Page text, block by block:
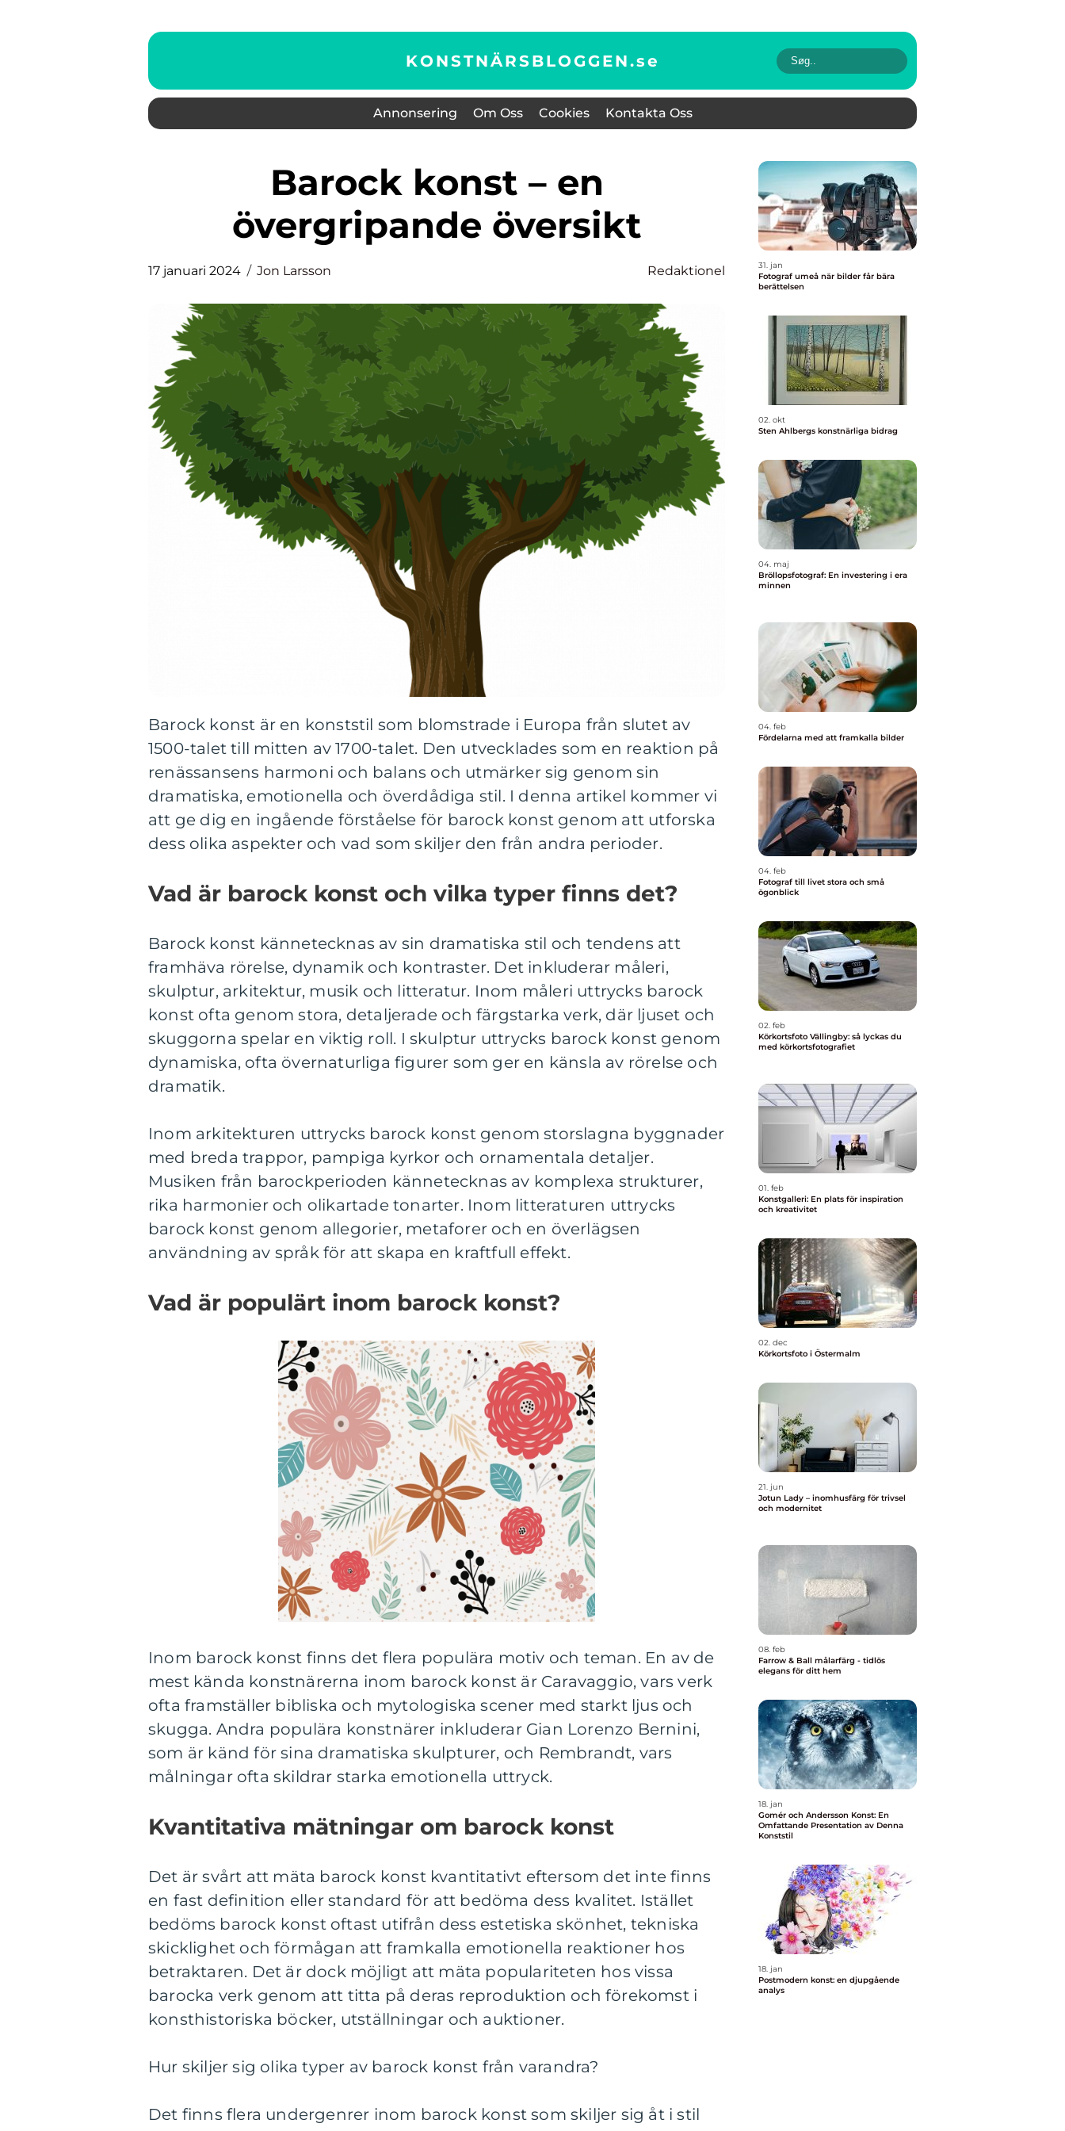
KONSTNÄRSBLOGGEN.se
Annonsering Om Oss Cookies Kontakta Oss
Barock konst – en
övergripande översikt
17 januari 2024 Jon Larsson Redaktionel
Barock konst är en konststil som blomstrade i Europa från slutet av
1500-talet till mitten av 1700-talet. Den utvecklades som en reaktion på
renässansens harmoni och balans och utmärker sig genom sin
dramatiska, emotionella och överdådiga stil. I denna artikel kommer vi
att ge dig en ingående förståelse för barock konst genom att utforska
dess olika aspekter och vad som skiljer den från andra perioder.
Vad är barock konst och vilka typer finns det?
Barock konst kännetecknas av sin dramatiska stil och tendens att
framhäva rörelse, dynamik och kontraster. Det inkluderar måleri,
skulptur, arkitektur, musik och litteratur. Inom måleri uttrycks barock
konst ofta genom stora, detaljerade och färgstarka verk, där ljuset och
skuggorna spelar en viktig roll. I skulptur uttrycks barock konst genom
dynamiska, ofta övernaturliga figurer som ger en känsla av rörelse och
dramatik.
Inom arkitekturen uttrycks barock konst genom storslagna byggnader
med breda trappor, pampiga kyrkor och ornamentala detaljer.
Musiken från barockperioden kännetecknas av komplexa strukturer,
rika harmonier och olikartade tonarter. Inom litteraturen uttrycks
barock konst genom allegorier, metaforer och en överlägsen
användning av språk för att skapa en kraftfull effekt.
Vad är populärt inom barock konst?
Inom barock konst finns det flera populära motiv och teman. En av de
mest kända konstnärerna inom barock konst är Caravaggio, vars verk
ofta framställer bibliska och mytologiska scener med starkt ljus och
skugga. Andra populära konstnärer inkluderar Gian Lorenzo Bernini,
som är känd för sina dramatiska skulpturer, och Rembrandt, vars
målningar ofta skildrar starka emotionella uttryck.
Kvantitativa mätningar om barock konst
Det är svårt att mäta barock konst kvantitativt eftersom det inte finns
en fast definition eller standard för att bedöma dess kvalitet. Istället
bedöms barock konst oftast utifrån dess estetiska skönhet, tekniska
skicklighet och förmågan att framkalla emotionella reaktioner hos
betraktaren. Det är dock möjligt att mäta populariteten hos vissa
barocka verk genom att titta på deras reproduktion och förekomst i
konsthistoriska böcker, utställningar och auktioner.
Hur skiljer sig olika typer av barock konst från varandra?
Det finns flera undergenrer inom barock konst som skiljer sig åt i stil
31. jan
Fotograf umeå när bilder får bära
berättelsen
02. okt
Sten Ahlbergs konstnärliga bidrag
04. maj
Bröllopsfotograf: En investering i era
minnen
04. feb
Fördelarna med att framkalla bilder
04. feb
Fotograf till livet stora och små
ögonblick
02. feb
Körkortsfoto Vällingby: så lyckas du
med körkortsfotografiet
01. feb
Konstgalleri: En plats för inspiration
och kreativitet
02. dec
Körkortsfoto i Östermalm
21. jun
Jotun Lady – inomhusfärg för trivsel
och modernitet
08. feb
Farrow & Ball målarfärg - tidlös
elegans för ditt hem
18. jan
Gomér och Andersson Konst: En
Omfattande Presentation av Denna
Konststil
18. jan
Postmodern konst: en djupgående
analys